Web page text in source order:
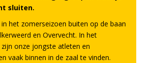
sluiten.
het zomerseizoen buiten op de baan
en Overvecht. In het
onze jongste atleten en
vaak binnen in de zaal te vinden.